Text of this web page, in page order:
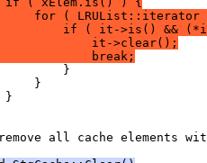
for (
if ( it->is() &&
it->clear();
break;
all cache elements